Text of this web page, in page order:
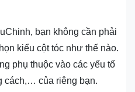
bạn không cần phải
kiểu cột tóc như thế nào.
phụ thuộc vào các yếu tố
cách,… của riêng bạn.